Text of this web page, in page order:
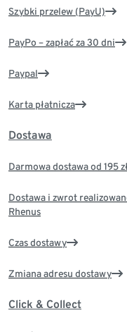
Szybki przelew (PayU)
PayPo – zapłać za 30 dni
Paypal
Karta płatnicza
Dostawa
Darmowa dostawa od 195 zł
Dostawa i zwrot
Rhenus
Czas dostawy
Zmiana adresu dostawy
Click & Collect